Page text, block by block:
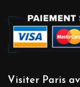
Visiter Paris